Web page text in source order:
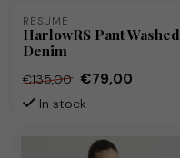
RÉSUMÉ
HarlowRS Pant Washed
Denim
€135,00 €79,00
In stock